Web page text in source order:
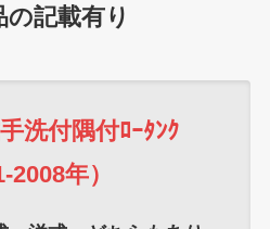
記載有り
洗付隅付ﾛｰﾀﾝｸ
年）